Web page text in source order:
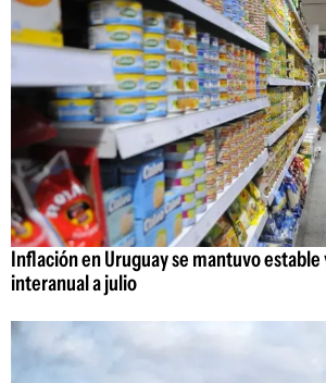
Inflación en Uruguay se mantuvo estable
interanual a julio